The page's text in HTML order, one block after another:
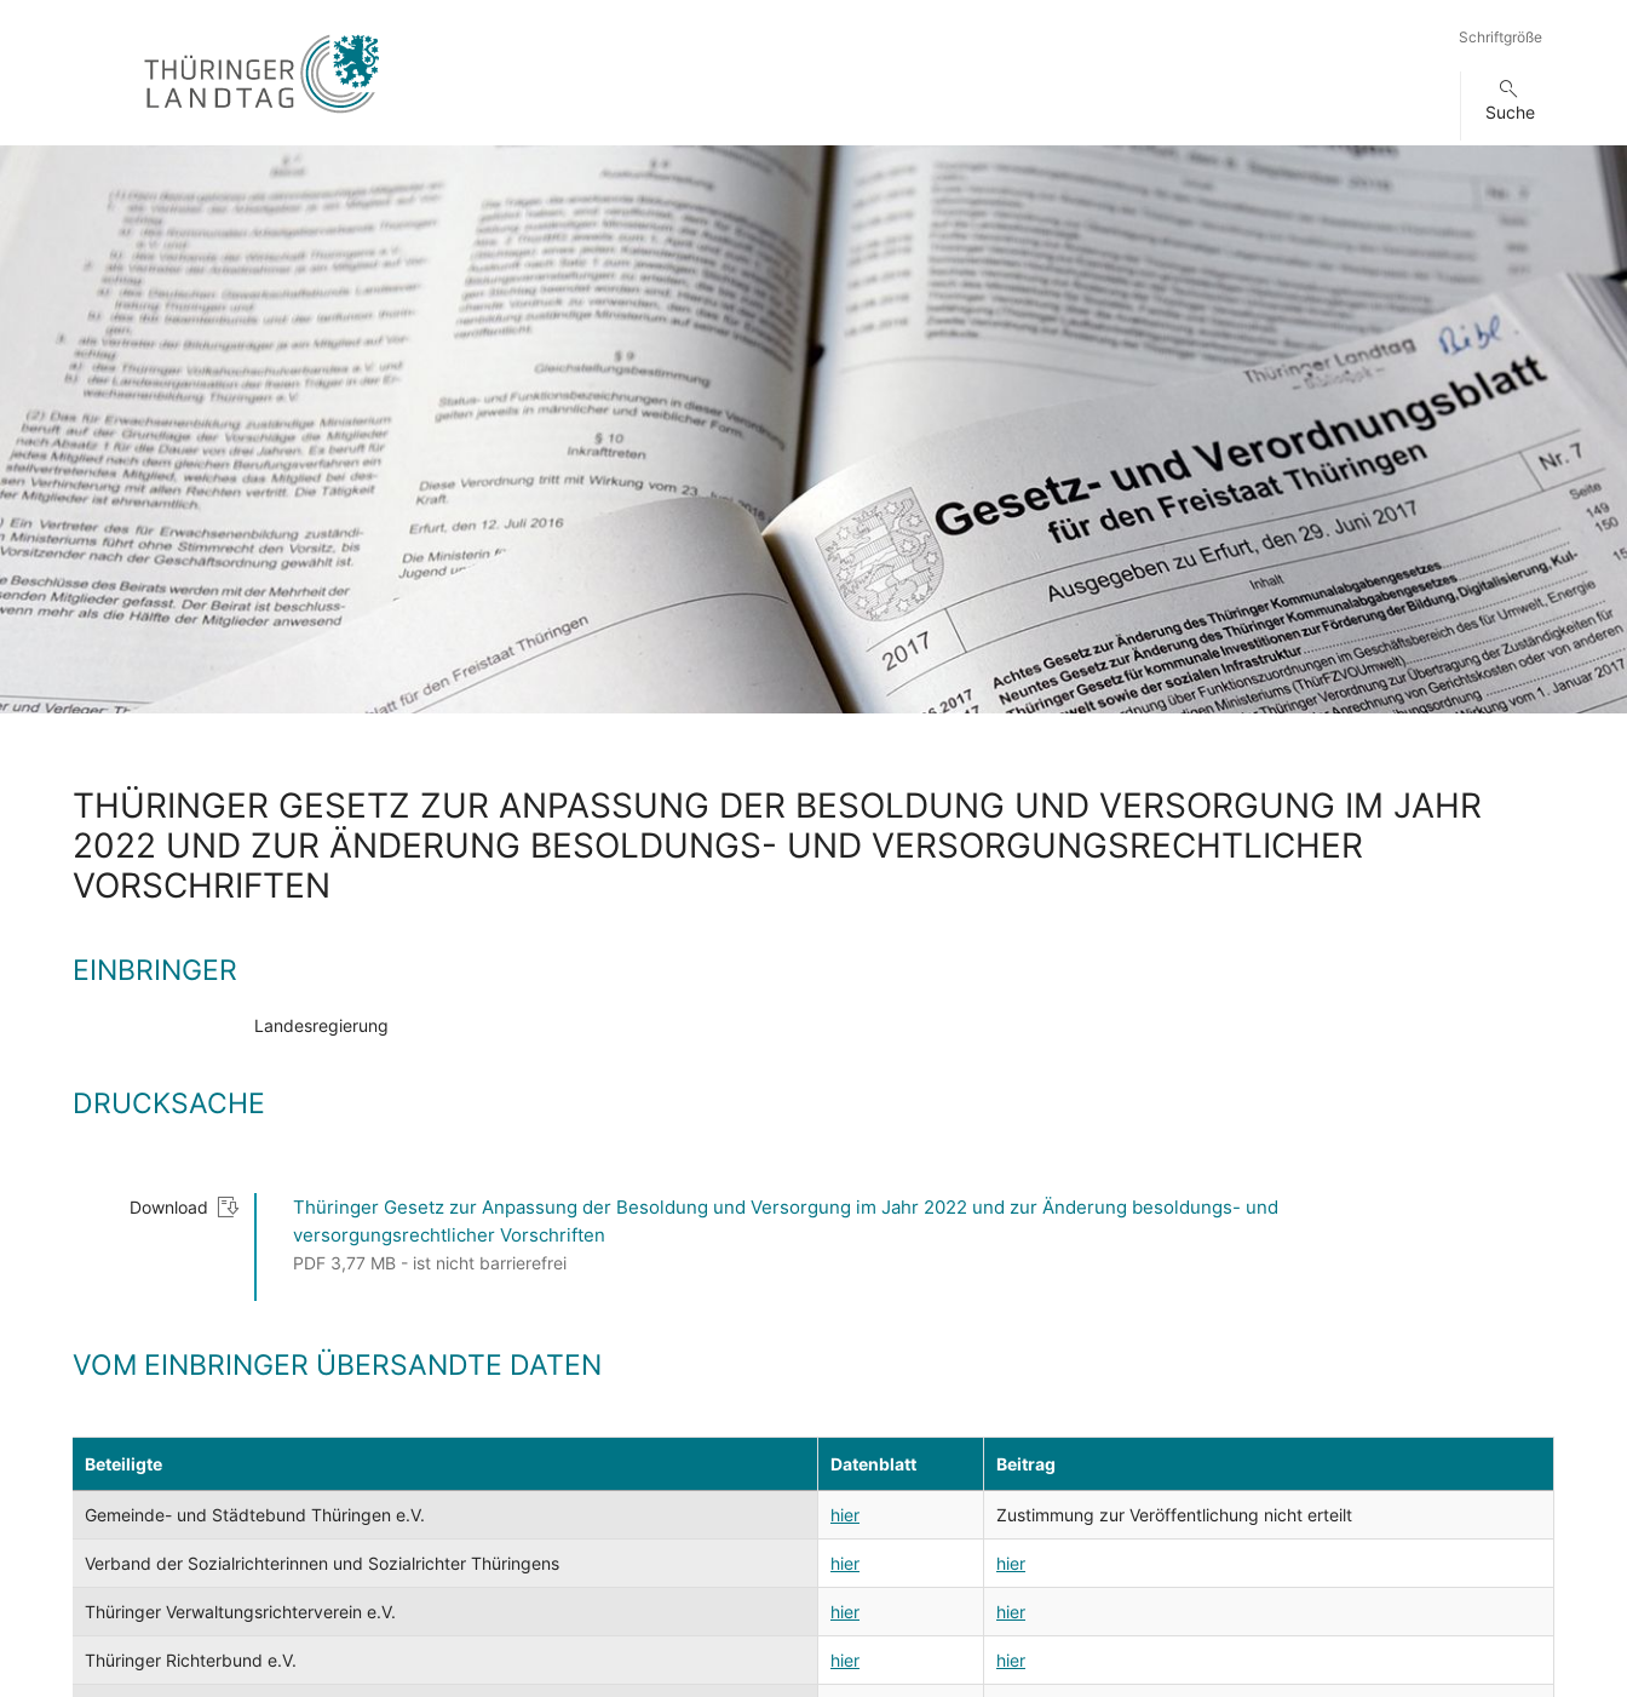
Schriftgröße
Suche
THÜRINGER GESETZ ZUR ANPASSUNG DER BESOLDUNG UND VERSORGUNG IM JAHR
2022 UND ZUR ÄNDERUNG BESOLDUNGS- UND VERSORGUNGSRECHTLICHER
VORSCHRIFTEN
EINBRINGER
Landesregierung
DRUCKSACHE
Download
Thüringer Gesetz zur Anpassung der Besoldung und Versorgung im Jahr 2022 und zur Änderung besoldungs- und
versorgungsrechtlicher Vorschriften
PDF 3,77 MB - ist nicht barrierefrei
VOM EINBRINGER ÜBERSANDTE DATEN
Beteiligte Datenblatt Beitrag
Gemeinde- und Städtebund Thüringen e.V. hier Zustimmung zur Veröffentlichung nicht erteilt
Verband der Sozialrichterinnen und Sozialrichter Thüringens hier hier
Thüringer Verwaltungsrichterverein e.V. hier hier
Thüringer Richterbund e.V. hier hier